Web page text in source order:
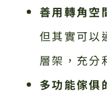
善用轉角空
但其實可以
層架，充分
多功能傢俱